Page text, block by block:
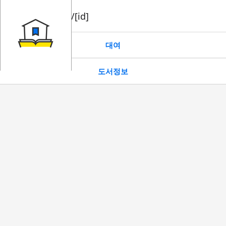
book/rent/[id]
대여
도서정보